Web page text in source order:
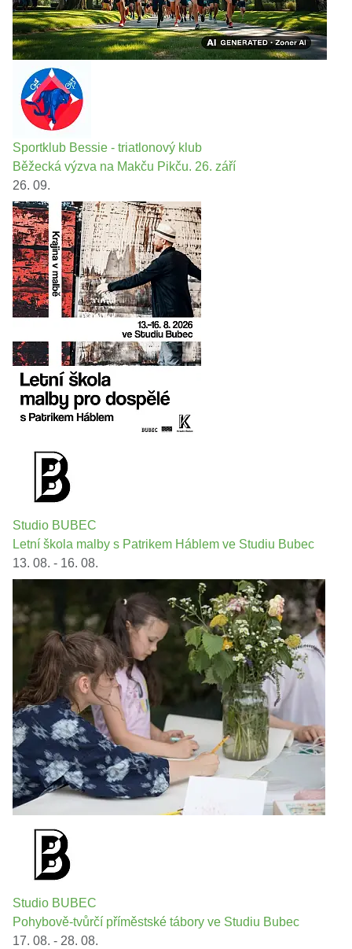
Sportklub Bessie - triatlonový klub
Běžecká výzva na Makču Pikču. 26. září
26. 09.
Studio BUBEC
Letní škola malby s Patrikem Háblem ve Studiu Bubec
13. 08. - 16. 08.
Studio BUBEC
Pohybově-tvůrčí příměstské tábory ve Studiu Bubec
17. 08. - 28. 08.